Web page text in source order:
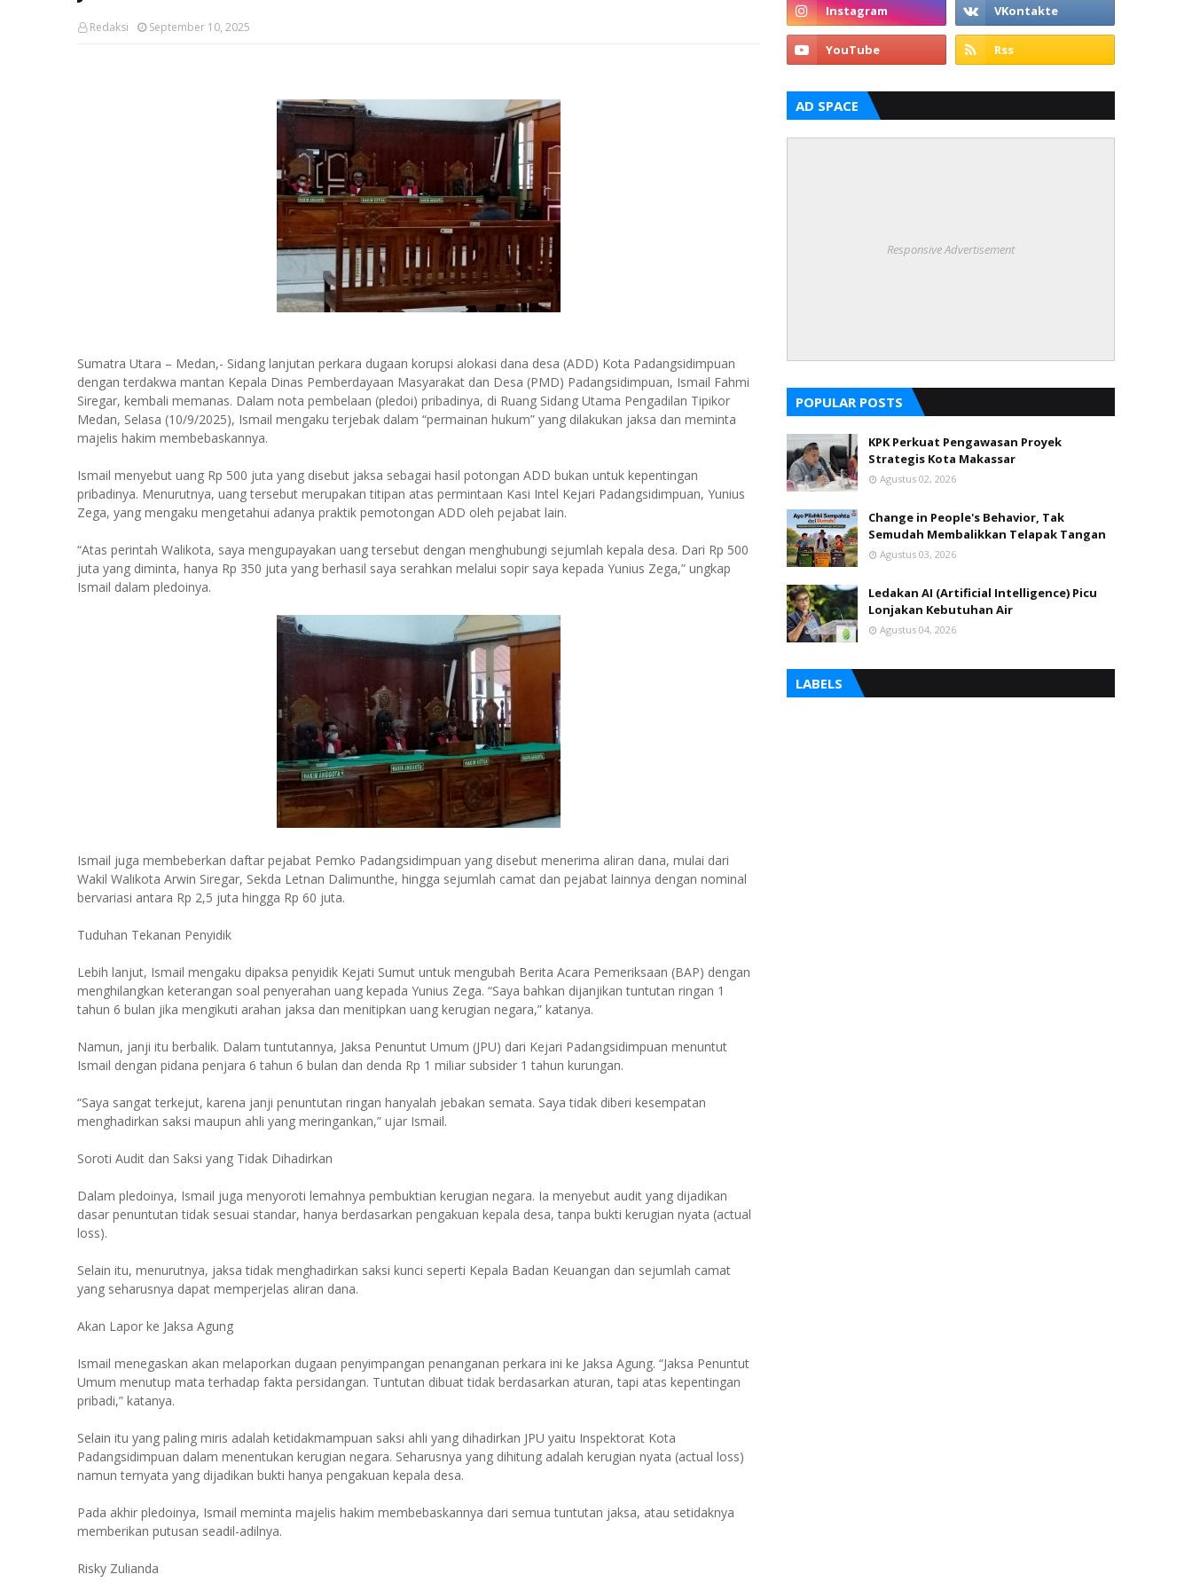
Redaksi September 10, 2025
Sumatra Utara – Medan,- Sidang lanjutan perkara dugaan korupsi alokasi dana desa (ADD) Kota Padangsidimpuan
dengan terdakwa mantan Kepala Dinas Pemberdayaan Masyarakat dan Desa (PMD) Padangsidimpuan, Ismail Fahmi
Siregar, kembali memanas. Dalam nota pembelaan (pledoi) pribadinya, di Ruang Sidang Utama Pengadilan Tipikor
Medan, Selasa (10/9/2025), Ismail mengaku terjebak dalam “permainan hukum” yang dilakukan jaksa dan meminta
majelis hakim membebaskannya.
Ismail menyebut uang Rp 500 juta yang disebut jaksa sebagai hasil potongan ADD bukan untuk kepentingan
pribadinya. Menurutnya, uang tersebut merupakan titipan atas permintaan Kasi Intel Kejari Padangsidimpuan, Yunius
Zega, yang mengaku mengetahui adanya praktik pemotongan ADD oleh pejabat lain.
“Atas perintah Walikota, saya mengupayakan uang tersebut dengan menghubungi sejumlah kepala desa. Dari Rp 500
juta yang diminta, hanya Rp 350 juta yang berhasil saya serahkan melalui sopir saya kepada Yunius Zega,” ungkap
Ismail dalam pledoinya.
Ismail juga membeberkan daftar pejabat Pemko Padangsidimpuan yang disebut menerima aliran dana, mulai dari
Wakil Walikota Arwin Siregar, Sekda Letnan Dalimunthe, hingga sejumlah camat dan pejabat lainnya dengan nominal
bervariasi antara Rp 2,5 juta hingga Rp 60 juta.
Tuduhan Tekanan Penyidik
Lebih lanjut, Ismail mengaku dipaksa penyidik Kejati Sumut untuk mengubah Berita Acara Pemeriksaan (BAP) dengan
menghilangkan keterangan soal penyerahan uang kepada Yunius Zega. “Saya bahkan dijanjikan tuntutan ringan 1
tahun 6 bulan jika mengikuti arahan jaksa dan menitipkan uang kerugian negara,” katanya.
Namun, janji itu berbalik. Dalam tuntutannya, Jaksa Penuntut Umum (JPU) dari Kejari Padangsidimpuan menuntut
Ismail dengan pidana penjara 6 tahun 6 bulan dan denda Rp 1 miliar subsider 1 tahun kurungan.
“Saya sangat terkejut, karena janji penuntutan ringan hanyalah jebakan semata. Saya tidak diberi kesempatan
menghadirkan saksi maupun ahli yang meringankan,” ujar Ismail.
Soroti Audit dan Saksi yang Tidak Dihadirkan
Dalam pledoinya, Ismail juga menyoroti lemahnya pembuktian kerugian negara. Ia menyebut audit yang dijadikan
dasar penuntutan tidak sesuai standar, hanya berdasarkan pengakuan kepala desa, tanpa bukti kerugian nyata (actual
loss).
Selain itu, menurutnya, jaksa tidak menghadirkan saksi kunci seperti Kepala Badan Keuangan dan sejumlah camat
yang seharusnya dapat memperjelas aliran dana.
Akan Lapor ke Jaksa Agung
Ismail menegaskan akan melaporkan dugaan penyimpangan penanganan perkara ini ke Jaksa Agung. “Jaksa Penuntut
Umum menutup mata terhadap fakta persidangan. Tuntutan dibuat tidak berdasarkan aturan, tapi atas kepentingan
pribadi,” katanya.
Selain itu yang paling miris adalah ketidakmampuan saksi ahli yang dihadirkan JPU yaitu Inspektorat Kota
Padangsidimpuan dalam menentukan kerugian negara. Seharusnya yang dihitung adalah kerugian nyata (actual loss)
namun ternyata yang dijadikan bukti hanya pengakuan kepala desa.
Pada akhir pledoinya, Ismail meminta majelis hakim membebaskannya dari semua tuntutan jaksa, atau setidaknya
memberikan putusan seadil-adilnya.
Risky Zulianda
AD SPACE
Responsive Advertisement
POPULAR POSTS
KPK Perkuat Pengawasan Proyek
Strategis Kota Makassar
Agustus 02, 2026
Change in People's Behavior, Tak
Semudah Membalikkan Telapak Tangan
Agustus 03, 2026
Ledakan AI (Artificial Intelligence) Picu
Lonjakan Kebutuhan Air
Agustus 04, 2026
LABELS